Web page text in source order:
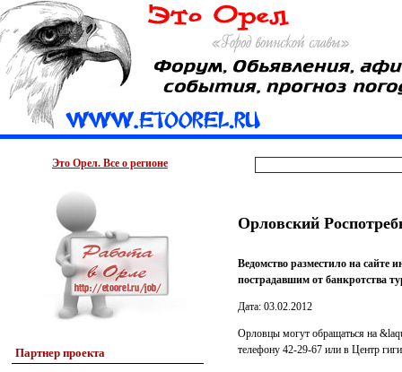
Это Орел. Все о регионе
Партнер проекта
Орловский
Ведомство разместило на сайте
пострадавшим от банкротства
Дата: 03.02.2012
Орловцы могут обращаться на
телефону 42-29-67 или в Центр